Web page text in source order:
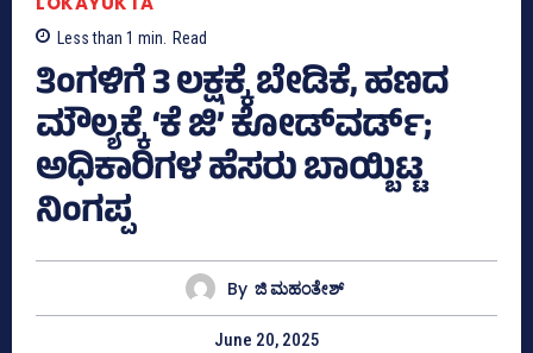
Less than 1 min. Read
ತಿಂಗಳಿಗೆ 3 ಲಕ್ಷಕ್ಕೆ ಬೇಡಿಕೆ, ಹಣದ
ಮೌಲ್ಯಕ್ಕೆ ‘ಕೆ ಜಿ’ ಕೋಡ್‌ವರ್ಡ್‌;
ಅಧಿಕಾರಿಗಳ ಹೆಸರು ಬಾಯ್ಬಿಟ್ಟ
ನಿಂಗಪ್ಪ
By ಜಿ ಮಹಂತೇಶ್
June 20, 2025